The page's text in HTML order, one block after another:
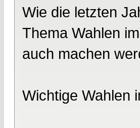
Wie die letzten
Thema Wahlen
auch machen
Wichtige Wahlen